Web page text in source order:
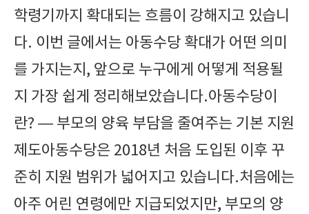
학령기까지 확대되는 흐름이 강해지고 있습니
다. 이번 글에서는 아동수당 확대가 어떤 의미
를 가지는지, 앞으로 누구에게 어떻게 적용될
지 가장 쉽게 정리해보았습니다.아동수당이
란? — 부모의 양육 부담을 줄여주는 기본 지원
제도아동수당은 2018년 처음 도입된 이후 꾸
준히 지원 범위가 넓어지고 있습니다.처음에는
아주 어린 연령에만 지급되었지만, 부모의 양